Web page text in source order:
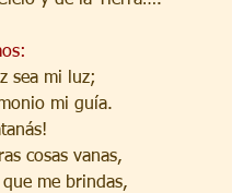
sea mi luz;
mi guía.
cosas vanas,
que me brindas,